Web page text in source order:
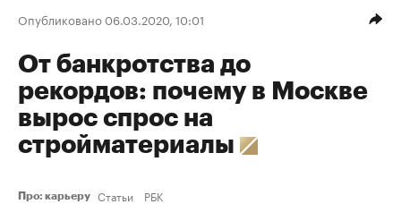
Опубликовано 06.03.2020, 10:01
От банкротства до
рекордов: почему в Москве
вырос спрос на
стройматериалы
Про: карьеру Статьи РБК